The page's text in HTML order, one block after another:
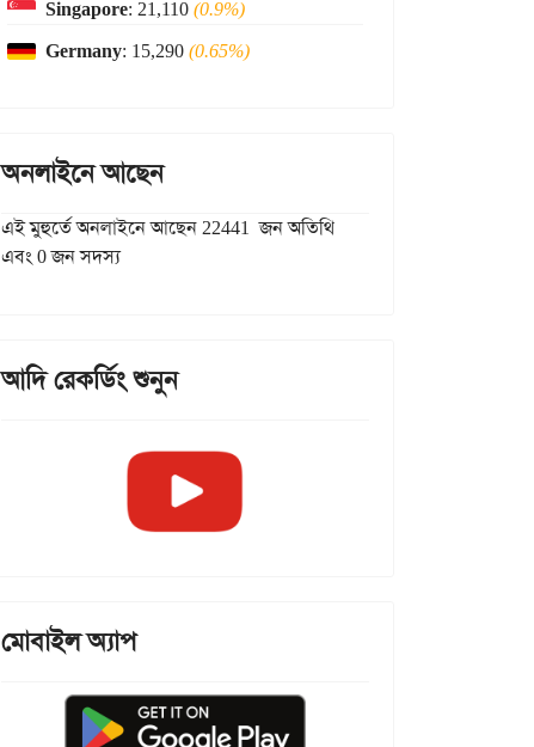
Singapore: 21,110(0.9%)
Germany: 15,290(0.65%)
অনলাইনে আছেন
এই মুহুর্তে অনলাইনে আছেন 22441 জন অতিথি
এবং 0 জন সদস্য
আদি রেকর্ডিং শুনুন
মোবাইল অ্যাপ